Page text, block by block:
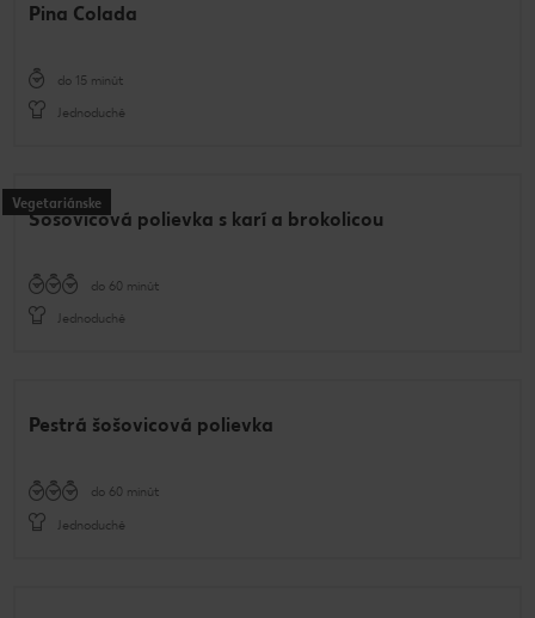
Pina Colada
do 15 minút
Jednoduché
Vegetariánske
Šošovicová polievka s karí a brokolicou
do 60 minút
Jednoduché
Pestrá šošovicová polievka
do 60 minút
Jednoduché